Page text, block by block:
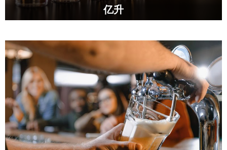
亿升